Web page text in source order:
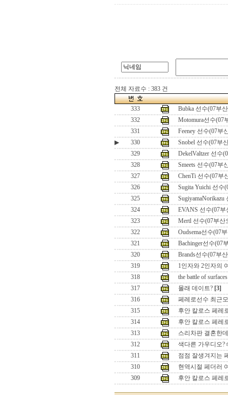
전체 자료수 : 383 건
333
Bubka 선수(07부
332
Motomura선수(07
331
Feeney 선수(07부
▶
330
Snobel 선수(07부
329
DekelValtzer 선수
328
Smeets 선수(07부
327
ChenTi 선수(07부
326
Sugita Yuichi 선수
325
324
EVANS 선수(07부
323
Mertl 선수(07부산
322
Oudsema선수(07
321
Bachinger선수(07
320
Brands선수(07부
319
1인자와 2인자의
318
the battle of surfaces
317
몰래 데이트? [3]
316
페레로선수 최근
315
후안 칼로스 페레
314
후안 칼로스 페레
313
스리차판 결혼한
312
색다른 가우디오?
311
점점 잘생겨지는
310
현역시절 페더러
309
후안 칼로스 페레